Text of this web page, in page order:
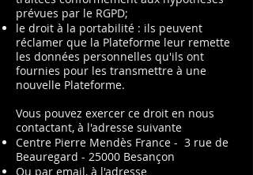
prévues par le RGPD;
le droit à la portabilité : ils peuvent
réclamer que la Plateforme leur remette
les données personnelles qu'ils ont
fournies pour les transmettre à une
nouvelle Plateforme.
Vous pouvez exercer ce droit en nous
contactant, à l'adresse suivante
Centre Pierre Mendès France - 3 rue de
Beauregard - 25000 Besançon
Ou par email, à l'adresse